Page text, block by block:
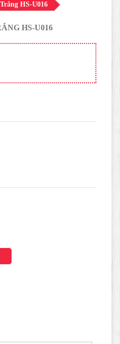
HS-U016
HS-U016